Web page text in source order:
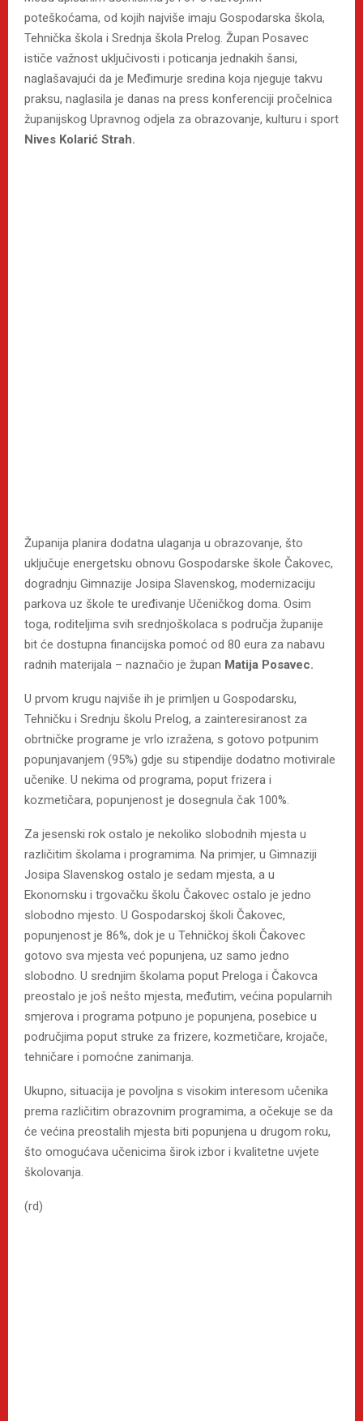
poteškoćama, od kojih najviše imaju Gospodarska škola,
Tehnička škola i Srednja škola Prelog. Župan Posavec
ističe važnost uključivosti i poticanja jednakih šansi,
naglašavajući da je Međimurje sredina koja njeguje takvu
praksu, naglasila je danas na press konferenciji pročelnica
županijskog Upravnog odjela za obrazovanje, kulturu i sport
Nives Kolarić Strah.
Županija planira dodatna ulaganja u obrazovanje, što
uključuje energetsku obnovu Gospodarske škole Čakovec,
dogradnju Gimnazije Josipa Slavenskog, modernizaciju
parkova uz škole te uređivanje Učeničkog doma. Osim
toga, roditeljima svih srednjoškolaca s područja županije
bit će dostupna financijska pomoć od 80 eura za nabavu
radnih materijala – naznačio je župan Matija Posavec.
U prvom krugu najviše ih je primljen u Gospodarsku,
Tehničku i Srednju školu Prelog, a zainteresiranost za
obrtničke programe je vrlo izražena, s gotovo potpunim
popunjavanjem (95%) gdje su stipendije dodatno motivirale
učenike. U nekima od programa, poput frizera i
kozmetičara, popunjenost je dosegnula čak 100%.
Za jesenski rok ostalo je nekoliko slobodnih mjesta u
različitim školama i programima. Na primjer, u Gimnaziji
Josipa Slavenskog ostalo je sedam mjesta, a u
Ekonomsku i trgovačku školu Čakovec ostalo je jedno
slobodno mjesto. U Gospodarskoj školi Čakovec,
popunjenost je 86%, dok je u Tehničkoj školi Čakovec
gotovo sva mjesta već popunjena, uz samo jedno
slobodno. U srednjim školama poput Preloga i Čakovca
preostalo je još nešto mjesta, međutim, većina popularnih
smjerova i programa potpuno je popunjena, posebice u
područjima poput struke za frizere, kozmetičare, krojače,
tehničare i pomoćne zanimanja.
Ukupno, situacija je povoljna s visokim interesom učenika
prema različitim obrazovnim programima, a očekuje se da
će većina preostalih mjesta biti popunjena u drugom roku,
što omogućava učenicima širok izbor i kvalitetne uvjete
školovanja.
(rd)